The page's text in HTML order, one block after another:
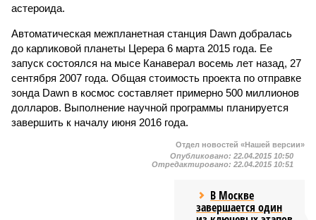
астероида.
Автоматическая межпланетная станция Dawn добралась
до карликовой планеты Церера 6 марта 2015 года. Ее
запуск состоялся на мысе Канаверал восемь лет назад, 27
сентября 2007 года. Общая стоимость проекта по отправке
зонда Dawn в космос составляет примерно 500 миллионов
долларов. Выполнение научной программы планируется
завершить к началу июня 2016 года.
Отдел новостей «Нашей версии»
Опубликовано: 22.04.2015 10:50
Отредактировано: 22.04.2015 10:51
В Москве
завершается один